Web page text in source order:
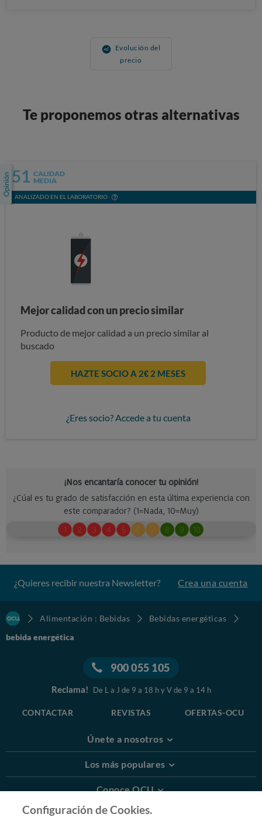
Evolución del
precio
Te proponemos otras alternativas
51 CALIDAD
MEDIA
ANALIZADO EN EL LABORATORIO
Mejor calidad con un precio similar
Producto de mejor calidad a un precio similar al
buscado
HAZTE SOCIO A 2€ 2 MESES
¿Eres socio? Accede a tu cuenta
¿Quieres recibir nuestra Newsletter? Crea una cuenta
Alimentación : Bebidas
Bebidas energéticas
bebida energética
900 055 105
Reclama! De L a J de 9 a 18 h y V de 9 a 14 h
CONTACTAR REVISTAS OFERTAS-OCU
Únete a nosotros
Los más populares
Conoce OCU
Más Información
Configuración de Cookies.